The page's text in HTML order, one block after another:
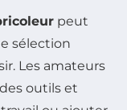
peut
sélection
Les amateurs
outils et